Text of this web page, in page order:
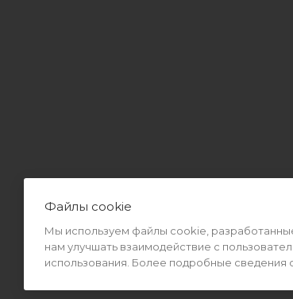
2026 © Интернет-магазин MiMall® • Не является
Файлы cookie
Мы используем файлы cookie,
нам улучшать взаимодействие с
использования. Более подробные сведения